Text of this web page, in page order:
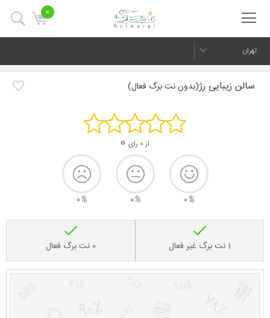
0
تهران
سالن زیبایی رژ(بدون نت برگ فعال)
از 0 رای 0
0%
0%
0%
1 نت برگ غیر فعال 0 نت برگ فعال